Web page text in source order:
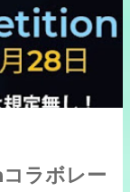
ラボレー